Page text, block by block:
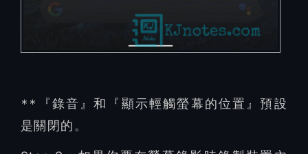
**『錄音』和『顯示輕觸螢幕的位置』預設
是關閉的。